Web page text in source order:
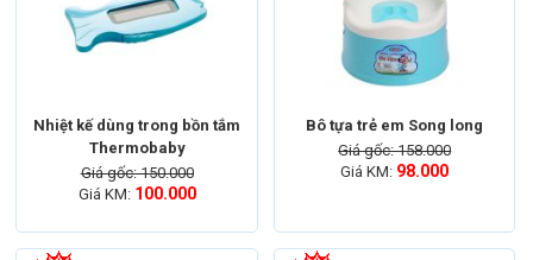
Nhiệt kế dùng trong bồn tắm
Thermobaby
Giá gốc: 150.000
Giá KM: 100.000
Bô tựa trẻ em Song long
Giá gốc: 158.000
Giá KM: 98.000